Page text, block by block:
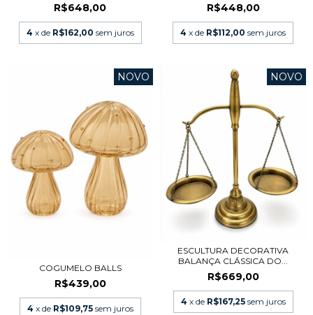
R$648,00
4 x de R$162,00 sem juros
R$448,00
4 x de R$112,00 sem juros
NOVO
COGUMELO BALLS
R$439,00
4 x de R$109,75 sem juros
NOVO
ESCULTURA DECORATIVA
BALANÇA CLÁSSICA DO...
R$669,00
4 x de R$167,25 sem juros